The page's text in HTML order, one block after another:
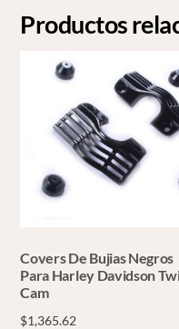
Productos
Covers De Bujias Negros
Para Harley Davidson
Cam
$1,365.62